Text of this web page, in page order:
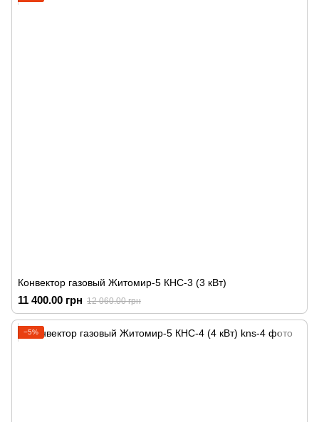
Конвектор газовый Житомир-5 КНС-3 (3 кВт)
11 400.00 грн 12 060.00 грн
−5%